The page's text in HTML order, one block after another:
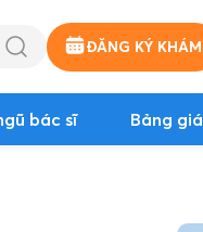
ĐĂNG KÝ KHÁM
bác sĩ Bảng giá